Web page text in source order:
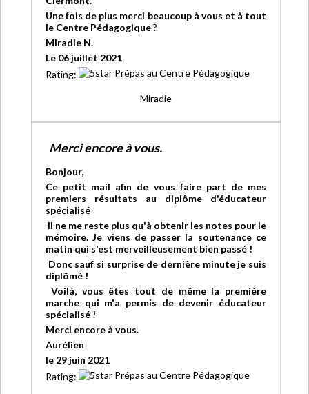
Une fois de plus merci beaucoup à vous et à tout
le Centre Pédagogique?
Miradie N.
Le 06 juillet 2021
Rating:
Miradie
Merci encore à vous.
Bonjour,
Ce petit mail afin de vous faire part de mes
premiers résultats au diplôme d'éducateur
spécialisé
Il ne me reste plus qu'à obtenir les notes pour le
mémoire. Je viens de passer la soutenance ce
matin qui s'est merveilleusement bien passé !
Donc sauf si surprise de dernière minute je suis
diplômé !
Voilà, vous êtes tout de même la première
marche qui m'a permis de devenir éducateur
spécialisé !
Merci encore à vous.
Aurélien
le 29 juin 2021
Rating: